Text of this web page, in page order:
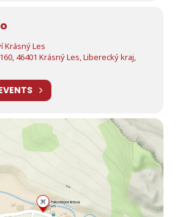
Krásný Les
46401 Krásný Les, Liberecký kraj,